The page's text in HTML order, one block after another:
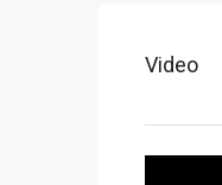
Video